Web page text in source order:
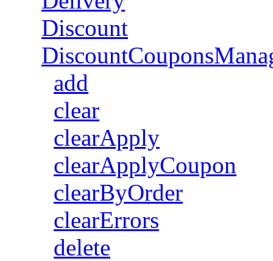
Discount
add
clear
clearApply
clearApplyCoupon
clearByOrder
clearErrors
delete